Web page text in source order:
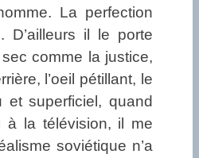
La perfection
D’ailleurs il le porte
comme la justice,
l’oeil pétillant, le
et superficiel, quand
à la télévision, il me
soviétique n’a